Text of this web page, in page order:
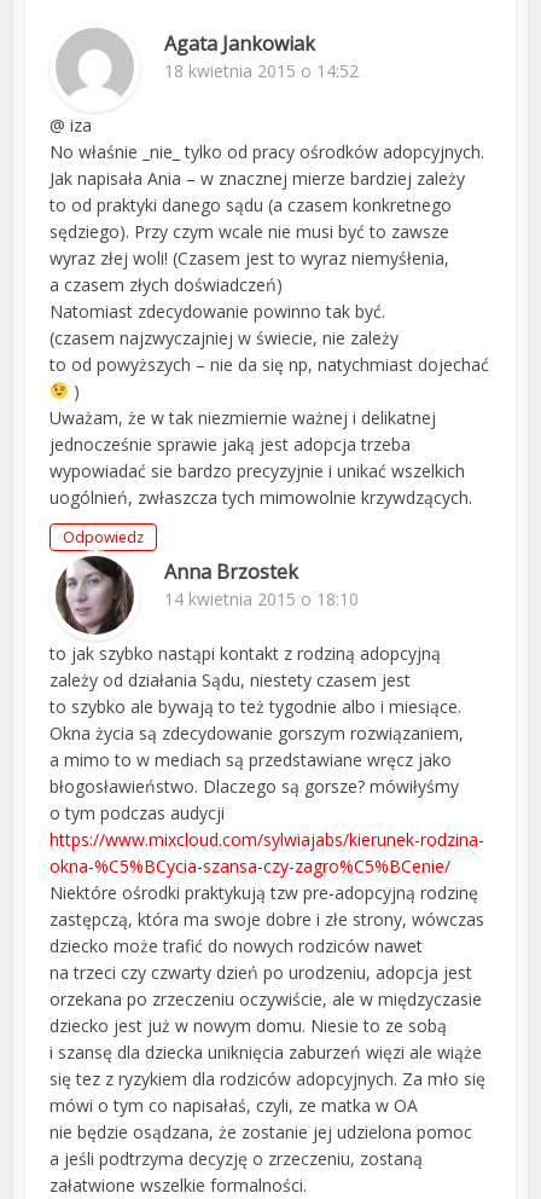
Agata Jankowiak
18 kwietnia 2015 o 14:52
@ iza
No właśnie _nie_ tylko od pracy ośrodków adopcyjnych.
Jak napisała Ania – w znacznej mierze bardziej zależy
to od praktyki danego sądu (a czasem konkretnego
sędziego). Przy czym wcale nie musi być to zawsze
wyraz złej woli! (Czasem jest to wyraz niemyśłenia,
a czasem złych doświadczeń)
Natomiast zdecydowanie powinno tak być.
(czasem najzwyczajniej w świecie, nie zależy
to od powyższych – nie da się np, natychmiast dojechać
)
Uważam, że w tak niezmiernie ważnej i delikatnej
jednocześnie sprawie jaką jest adopcja trzeba
wypowiadać sie bardzo precyzyjnie i unikać wszelkich
uogólnień, zwłaszcza tych mimowolnie krzywdzących.
Odpowiedz
Anna Brzostek
14 kwietnia 2015 o 18:10
to jak szybko nastąpi kontakt z rodziną adopcyjną
zależy od działania Sądu, niestety czasem jest
to szybko ale bywają to też tygodnie albo i miesiące.
Okna życia są zdecydowanie gorszym rozwiązaniem,
a mimo to w mediach są przedstawiane wręcz jako
błogosławieństwo. Dlaczego są gorsze? mówiłyśmy
o tym podczas audycji
https://www.mixcloud.com/sylwiajabs/kierunek-rodzina-
okna-%C5%BCycia-szansa-czy-zagro%C5%BCenie/
Niektóre ośrodki praktykują tzw pre-adopcyjną rodzinę
zastępczą, która ma swoje dobre i złe strony, wówczas
dziecko może trafić do nowych rodziców nawet
na trzeci czy czwarty dzień po urodzeniu, adopcja jest
orzekana po zrzeczeniu oczywiście, ale w międzyczasie
dziecko jest już w nowym domu. Niesie to ze sobą
i szansę dla dziecka uniknięcia zaburzeń więzi ale wiąże
się tez z ryzykiem dla rodziców adopcyjnych. Za mło się
mówi o tym co napisałaś, czyli, ze matka w OA
nie będzie osądzana, że zostanie jej udzielona pomoc
a jeśli podtrzyma decyzję o zrzeczeniu, zostaną
załatwione wszelkie formalności.